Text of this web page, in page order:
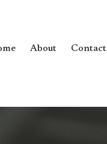
About Contact